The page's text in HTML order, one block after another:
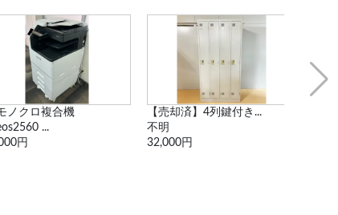
ノクロ複合機
...
円
【売却済】4列鍵付き...
不明
32,000円